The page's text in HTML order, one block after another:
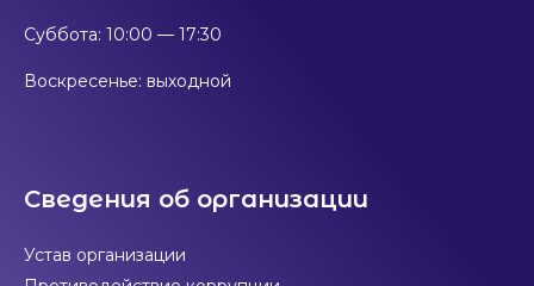
Суббота: 10:00 — 17:30
Воскресенье: выходной
Сведения об организации
Устав организации